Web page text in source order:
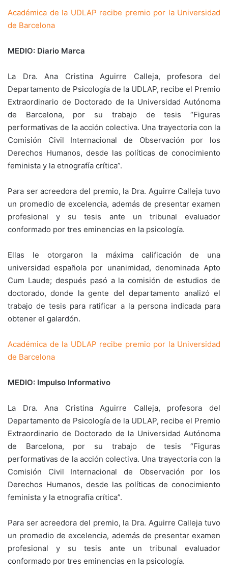
Académica de la UDLAP recibe premio por la Universidad
de Barcelona
MEDIO: Diario Marca
La Dra. Ana Cristina Aguirre Calleja, profesora del
Departamento de Psicología de la UDLAP, recibe el Premio
Extraordinario de Doctorado de la Universidad Autónoma
de Barcelona, por su trabajo de tesis “Figuras
performativas de la acción colectiva. Una trayectoria con la
Comisión Civil Internacional de Observación por los
Derechos Humanos, desde las políticas de conocimiento
feminista y la etnografía crítica”.
Para ser acreedora del premio, la Dra. Aguirre Calleja tuvo
un promedio de excelencia, además de presentar examen
profesional y su tesis ante un tribunal evaluador
conformado por tres eminencias en la psicología.
Ellas le otorgaron la máxima calificación de una
universidad española por unanimidad, denominada Apto
Cum Laude; después pasó a la comisión de estudios de
doctorado, donde la gente del departamento analizó el
trabajo de tesis para ratificar a la persona indicada para
obtener el galardón.
Académica de la UDLAP recibe premio por la Universidad
de Barcelona
MEDIO: Impulso Informativo
La Dra. Ana Cristina Aguirre Calleja, profesora del
Departamento de Psicología de la UDLAP, recibe el Premio
Extraordinario de Doctorado de la Universidad Autónoma
de Barcelona, por su trabajo de tesis “Figuras
performativas de la acción colectiva. Una trayectoria con la
Comisión Civil Internacional de Observación por los
Derechos Humanos, desde las políticas de conocimiento
feminista y la etnografía crítica”.
Para ser acreedora del premio, la Dra. Aguirre Calleja tuvo
un promedio de excelencia, además de presentar examen
profesional y su tesis ante un tribunal evaluador
conformado por tres eminencias en la psicología.